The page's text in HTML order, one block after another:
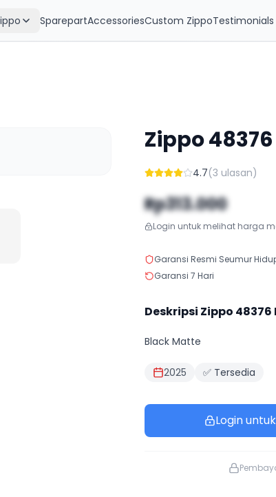
SparepartAccessoriesCustom ZippoTestimonials
Zippo48376
4.7(3 ulasan)
Rp313.000
Login untuk melihat harga
Garansi Resmi Seumur
Garansi 7 Hari
Deskripsi Zippo 48376
Black Matte
2025 ✅ Tersedia
Login